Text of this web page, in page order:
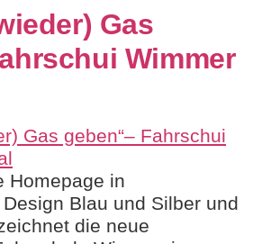
Gas
Wimmer
Homepage in
Blau und Silber und
die neue